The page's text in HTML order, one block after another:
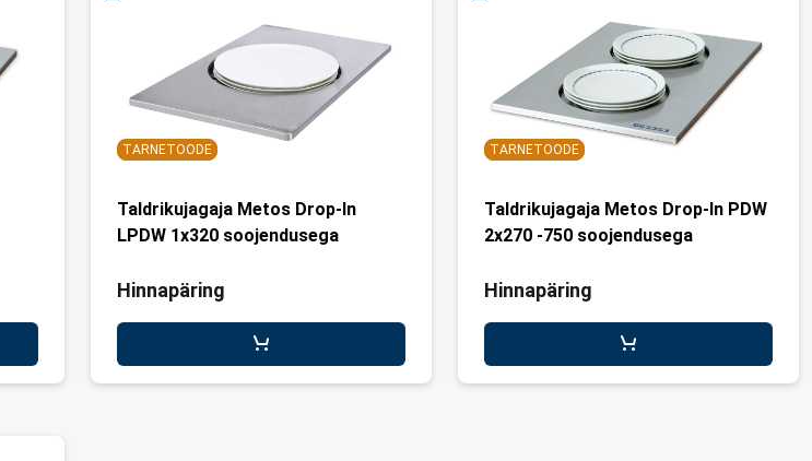
TARNETOODE
Taldrikujagaja Metos Drop-In
LPDW 1x320 soojendusega
Hinnapäring
TARNETOODE
Taldrikujagaja Metos Drop-In PDW
2x270 -750 soojendusega
Hinnapäring